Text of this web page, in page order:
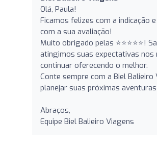
Olá, Paula!
Ficamos felizes com a indicação
com a sua avaliação!
Muito obrigado pelas ⭐️⭐️⭐️⭐️⭐️!
atingimos suas expectativas nos
continuar oferecendo o melhor.
Conte sempre com a Biel Balieiro
planejar suas próximas
Abraços,
Equipe Biel Balieiro Viagens